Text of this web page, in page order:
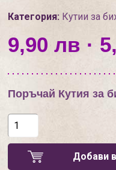
Категория: Кутии за
9,90 лв ·
Поръчай Кутия за
Добави